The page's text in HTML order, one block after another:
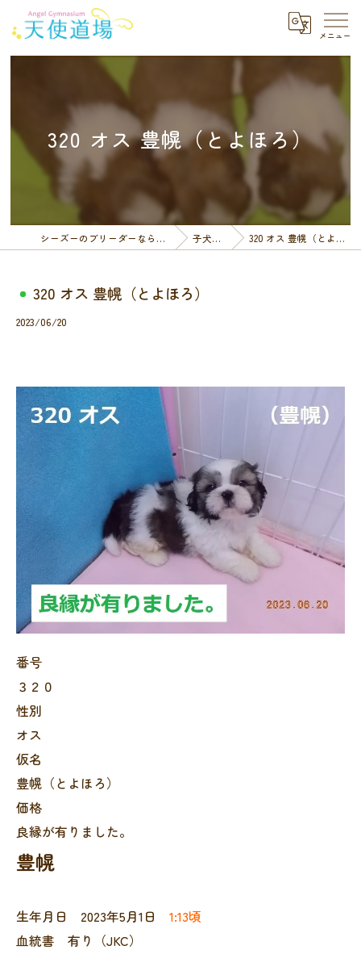
320 オス 豊幌（とよほろ）
シーズーのブリーダーなら天使道場 子犬一覧 320 オス 豊幌（とよほろ）
320 オス 豊幌（とよほろ）
2023/06/20
番号
３２０
性別
オス
仮名
豊幌（とよほろ）
価格
良縁が有りました。
豊幌
生年月日 2023年5月1日 1:13頃
血統書 有り（JKC）